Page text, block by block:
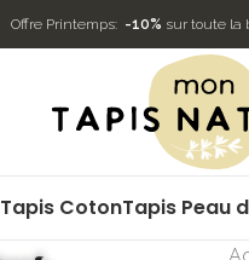
Offre Printemps: -10% sur toute la
Tapis CotonTapis Peau